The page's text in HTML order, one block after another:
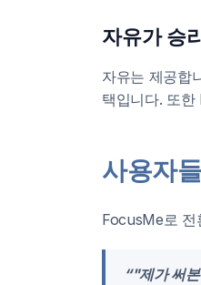
자유가 승
자유는 제공합
택입니다. 또
사용자
FocusMe로 전
“"제가 써